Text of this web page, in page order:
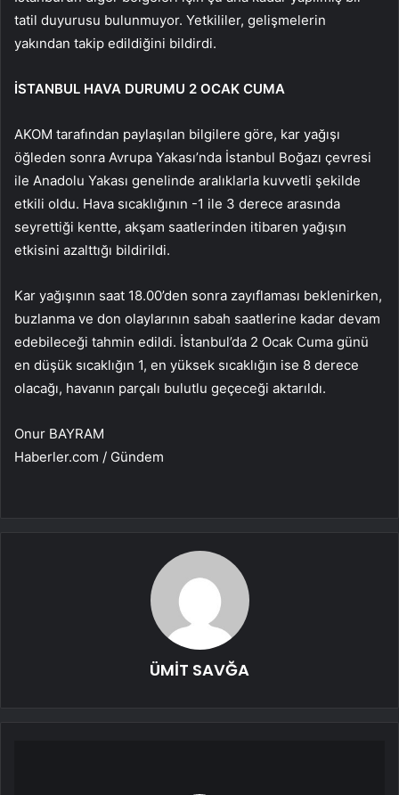
tatil duyurusu bulunmuyor. Yetkililer, gelişmelerin
yakından takip edildiğini bildirdi.
İSTANBUL HAVA DURUMU 2 OCAK CUMA
AKOM tarafından paylaşılan bilgilere göre, kar yağışı
öğleden sonra Avrupa Yakası’nda İstanbul Boğazı çevresi
ile Anadolu Yakası genelinde aralıklarla kuvvetli şekilde
etkili oldu. Hava sıcaklığının -1 ile 3 derece arasında
seyrettiği kentte, akşam saatlerinden itibaren yağışın
etkisini azalttığı bildirildi.
Kar yağışının saat 18.00’den sonra zayıflaması beklenirken,
buzlanma ve don olaylarının sabah saatlerine kadar devam
edebileceği tahmin edildi. İstanbul’da 2 Ocak Cuma günü
en düşük sıcaklığın 1, en yüksek sıcaklığın ise 8 derece
olacağı, havanın parçalı bulutlu geçeceği aktarıldı.
Onur BAYRAM
Haberler.com / Gündem
ÜMİT SAVĞA